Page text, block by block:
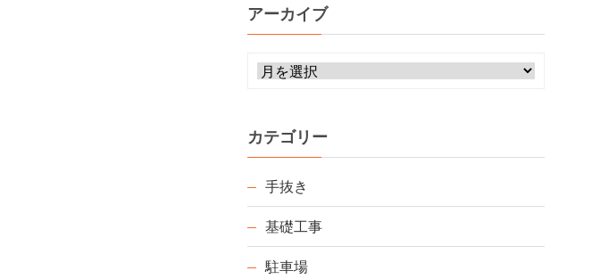
アーカイブ
カテゴリー
手抜き
基礎工事
駐車場